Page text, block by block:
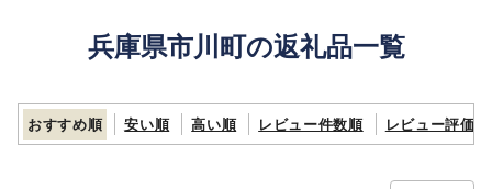
兵庫県市川町の返礼品一覧
おすすめ順 安い順 高い順 レビュー件数順 レビュー評価順